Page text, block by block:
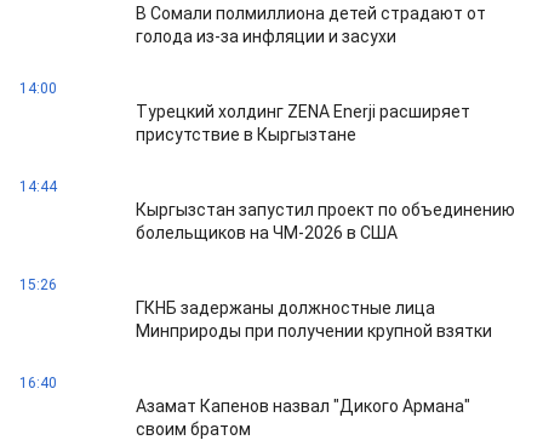
В Сомали полмиллиона детей страдают от
голода из-за инфляции и засухи
14:00
Турецкий холдинг ZENA Enerji расширяет
присутствие в Кыргызтане
14:44
Кыргызстан запустил проект по объединению
болельщиков на ЧМ-2026 в США
15:26
ГКНБ задержаны должностные лица
Минприроды при получении крупной взятки
16:40
Азамат Капенов назвал "Дикого Армана"
своим братом